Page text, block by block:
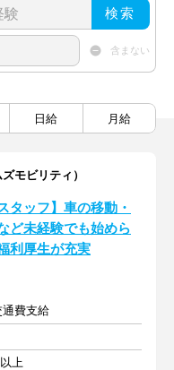
検索
含まない
日給 月給
モビリティ）
タッフ】車の移動・
ど未経験でも始めら
利厚生が充実
費支給
上